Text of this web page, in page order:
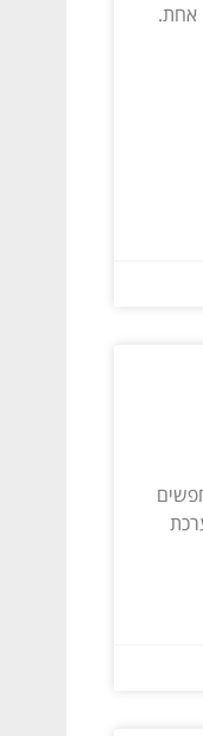
אחת.